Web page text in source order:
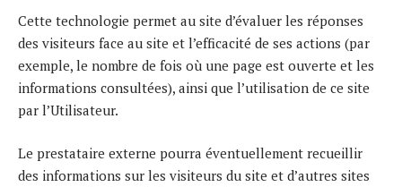
Cette technologie permet au site d’évaluer les réponses
des visiteurs face au site et l’efficacité de ses actions (par
exemple, le nombre de fois où une page est ouverte et les
informations consultées), ainsi que l’utilisation de ce site
par l’Utilisateur.
Le prestataire externe pourra éventuellement recueillir
des informations sur les visiteurs du site et d’autres sites